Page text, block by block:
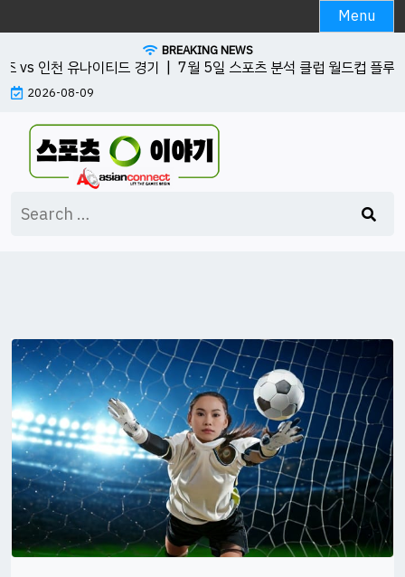
to
Menu
BREAKING NEWS
vs 인천 유나이티드 경기 | 7월 5일 스포츠 분석 클럽 월드컵 플루
2026-08-09
for: